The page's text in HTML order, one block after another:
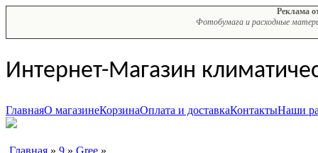
Реклама
Фотобумага и расходные
Интернет-Магазин
ГлавнаяО магазинеКорзинаОплата и доставкаКонтактыНаши
Главная » 9 » Gree »